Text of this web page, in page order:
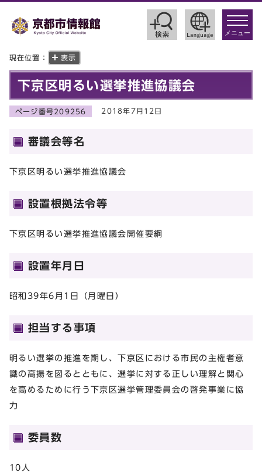
toggle
メニュー
現在位置： 表示
下京区明るい選挙推進協議会
ページ番号209256 2018年7月12日
審議会等名
下京区明るい選挙推進協議会
設置根拠法令等
下京区明るい選挙推進協議会開催要綱
設置年月日
昭和39年6月1日（月曜日）
担当する事項
明るい選挙の推進を期し、下京区における市民の主権者意
識の高揚を図るとともに、選挙に対する正しい理解と関心
を高めるために行う下京区選挙管理委員会の啓発事業に協
力
委員数
10人